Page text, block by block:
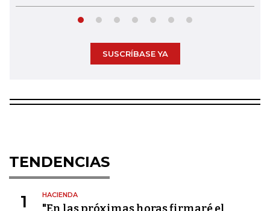
SUSCRÍBASE YA
TENDENCIAS
1 HACIENDA